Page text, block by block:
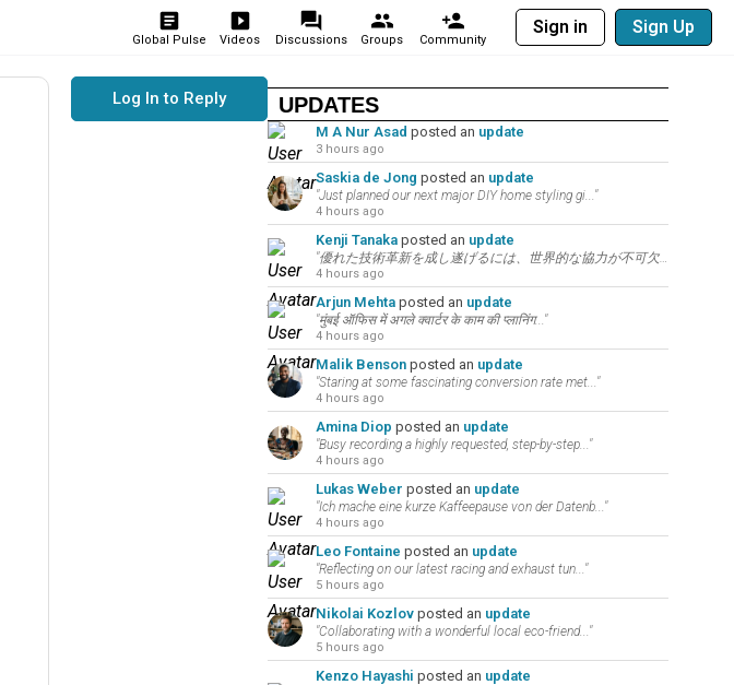
Global Pulse Videos Discussions Groups Community
Sign in Sign Up
Log In to Reply UPDATES
M A Nur Asad posted an update
3 hours ago
Saskia de Jong posted an update
"Just planned our next major DIY home styling gi..."
4 hours ago
Kenji Tanakaposted an update
"優れた技術革新を成し遂げるには、世界的な協力が不可欠です。お互いの研究や目標をここでサポートし..."
4 hours ago
Arjun Mehtaposted an update
"मुंबई ऑफिस में अगले क्वार्टर के काम की प्लानिंग..."
4 hours ago
Malik Bensonposted an update
"Staring at some fascinating conversion rate met..."
4 hours ago
Amina Diop posted an update
"Busy recording a highly requested, step-by-step..."
4 hours ago
Lukas Weber posted an update
"Ich mache eine kurze Kaffeepause von der Datenb..."
4 hours ago
Leo Fontaine posted an update
"Reflecting on our latest racing and exhaust tun..."
5 hours ago
Nikolai Kozlovposted an update
"Collaborating with a wonderful local eco-friend..."
5 hours ago
Kenzo Hayashi posted an update